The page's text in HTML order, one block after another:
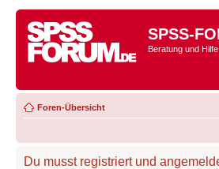
SPSS-
Beratung und
Foren-Übersicht
Du musst registriert und